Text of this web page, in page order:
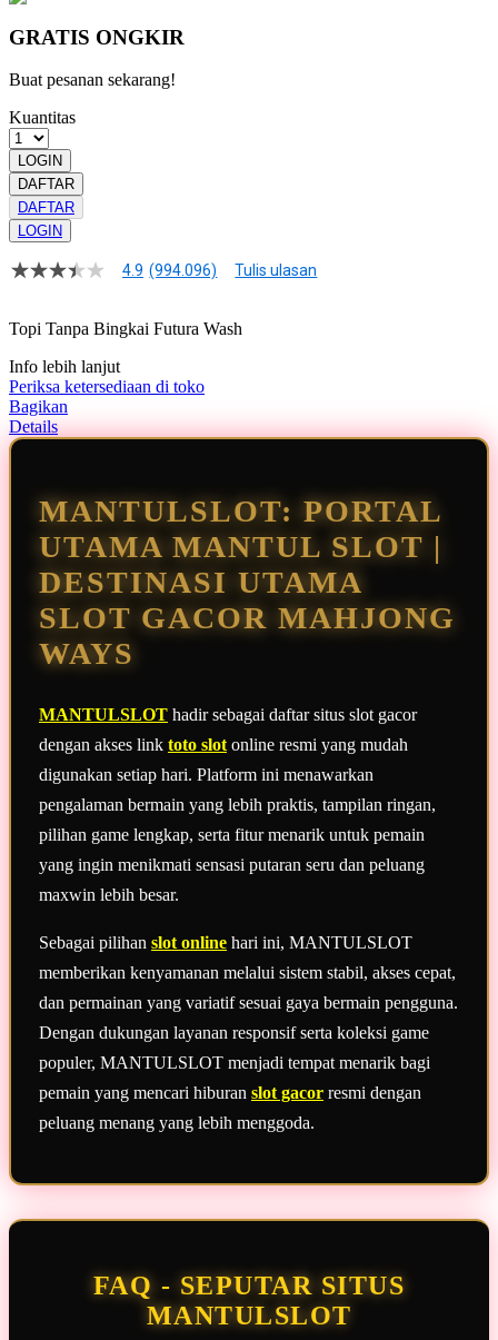
GRATIS ONGKIR
Buat pesanan sekarang!
Kuantitas
LOGIN
DAFTAR
DAFTAR
LOGIN
4.9
bintang,
rating
rata-
rata.
Read
13
yang
sama.
4.9 (994.096) Tulis ulasan
Topi Tanpa Bingkai Futura Wash
Info lebih lanjut
Periksa ketersediaan di toko
Bagikan
Details
MANTULSLOT: PORTAL
UTAMA MANTUL SLOT |
DESTINASI UTAMA
SLOT GACOR MAHJONG
WAYS
MANTULSLOT hadir sebagai daftar situs slot gacor
dengan akses link toto slot online resmi yang mudah
digunakan setiap hari. Platform ini menawarkan
pengalaman bermain yang lebih praktis, tampilan ringan,
pilihan game lengkap, serta fitur menarik untuk pemain
yang ingin menikmati sensasi putaran seru dan peluang
maxwin lebih besar.
Sebagai pilihan slot online hari ini, MANTULSLOT
memberikan kenyamanan melalui sistem stabil, akses cepat,
dan permainan yang variatif sesuai gaya bermain pengguna.
Dengan dukungan layanan responsif serta koleksi game
populer, MANTULSLOT menjadi tempat menarik bagi
pemain yang mencari hiburan slot gacor resmi dengan
peluang menang yang lebih menggoda.
FAQ - SEPUTAR SITUS
MANTULSLOT